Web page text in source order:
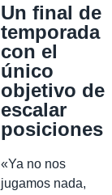
Un final de
temporada
con el
único
objetivo de
escalar
posiciones
«Ya no nos
jugamos nada,